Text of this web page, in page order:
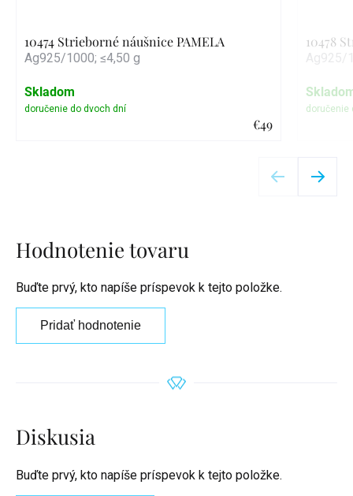
10474 Strieborné náušnice PAMELA
Ag925/1000; ≤4,50 g
€49
Skladom
10478
Hodnotenie tovaru
Buďte prvý, kto napíše príspevok k tejto položke.
Pridať hodnotenie
Diskusia
Buďte prvý, kto napíše príspevok k tejto položke.